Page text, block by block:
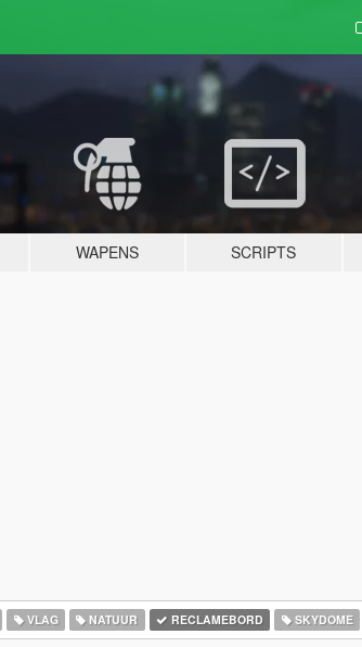
WAPENS SCRIPTS
VLAG NATUUR RECLAMEBORD SKYDOME